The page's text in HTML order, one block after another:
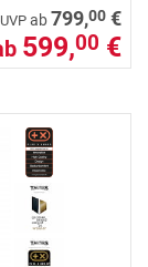
UVP ab799,00 €
599,00 €